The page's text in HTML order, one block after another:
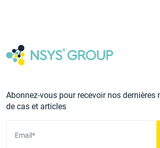
Abonnez-vous pour recevoir nos dernières
de cas et articles
Email*